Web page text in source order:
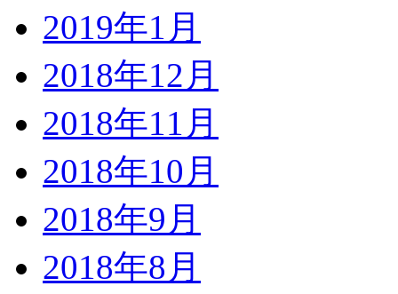
2019年1月
2018年12月
2018年11月
2018年10月
2018年9月
2018年8月